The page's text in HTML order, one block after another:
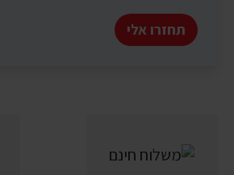
תחזרו אלי